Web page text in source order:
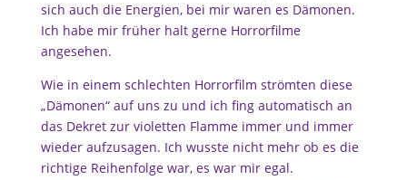
sich auch die Energien, bei mir waren es Dämonen.
Ich habe mir früher halt gerne Horrorfilme
angesehen.
Wie in einem schlechten Horrorfilm strömten diese
„Dämonen“ auf uns zu und ich fing automatisch an
das Dekret zur violetten Flamme immer und immer
wieder aufzusagen. Ich wusste nicht mehr ob es die
richtige Reihenfolge war, es war mir egal.